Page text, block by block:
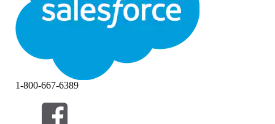
結束
篩選器 (0)
1-800-667-6389